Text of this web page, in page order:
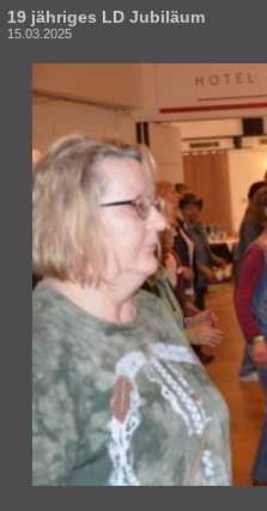
19 jähriges LD Jubiläum
15.03.2025